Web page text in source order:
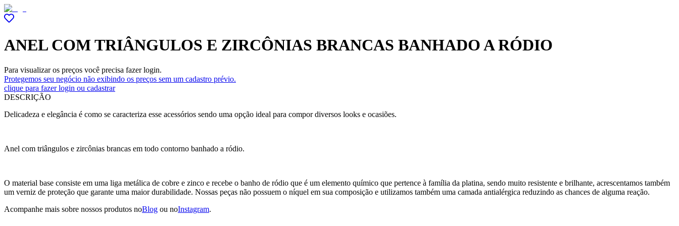
ANEL COM TRIÂNGULOS E ZIRCÔNIAS BRANCAS BANHADO A RÓDIO
Para visualizar os preços você precisa fazer login.
Protegemos seu negócio não exibindo os preços sem um cadastro prévio.
clique para fazer login ou cadastrar
DESCRIÇÃO
Delicadeza e elegância é como se caracteriza esse acessórios sendo uma opção ideal para compor diversos looks e ocasiões.
Anel com triângulos e zircônias brancas em todo contorno banhado a ródio.
O material base consiste em uma liga metálica de cobre e zinco e recebe o banho de ródio que é um elemento químico que pertence à família da platina, sendo muito resistente e brilhante, acrescentamos também
um verniz de proteção que garante uma maior durabilidade. Nossas peças não possuem o níquel em sua composição e utilizamos também uma camada antialérgica reduzindo as chances de alguma reação.
Acompanhe mais sobre nossos produtos noBlog ou noInstagram.